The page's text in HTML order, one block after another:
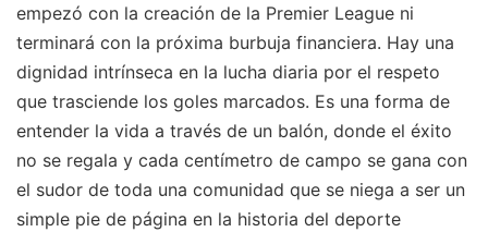
empezó con la creación de la Premier League ni
terminará con la próxima burbuja financiera. Hay una
dignidad intrínseca en la lucha diaria por el respeto
que trasciende los goles marcados. Es una forma de
entender la vida a través de un balón, donde el éxito
no se regala y cada centímetro de campo se gana con
el sudor de toda una comunidad que se niega a ser un
simple pie de página en la historia del deporte